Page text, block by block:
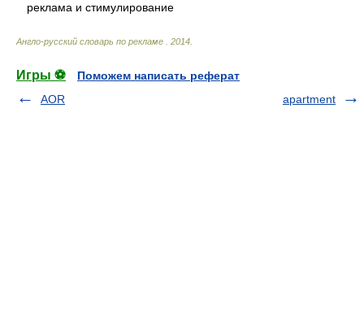
реклама и стимулирование
Англо-русский словарь по рекламе 2014
Игры ⚽
Поможем написать реферат
AOR
apartment